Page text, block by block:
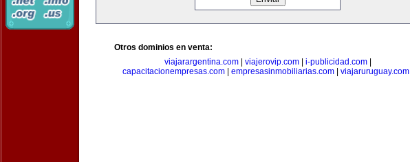
Otros dominios en venta:
viajarargentina.com| viajerovip.com| i-publicidad.com|
capacitacionempresas.com| empresasinmobiliarias.com| viajaruruguay.com|